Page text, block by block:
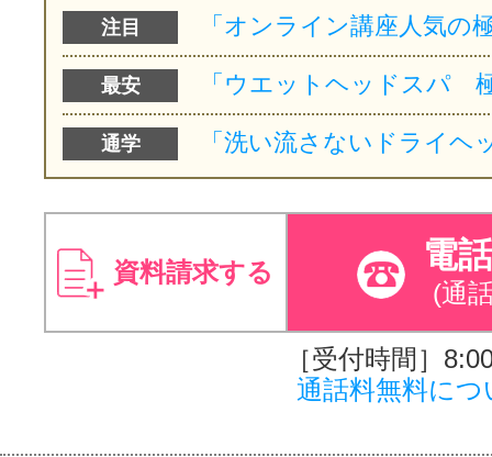
注目
最安
通学
資料請求する 電
(通
［受付時間］
通話料無料につ